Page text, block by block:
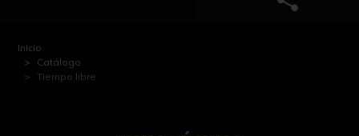
Inicio
Catálogo
Tiempo libre